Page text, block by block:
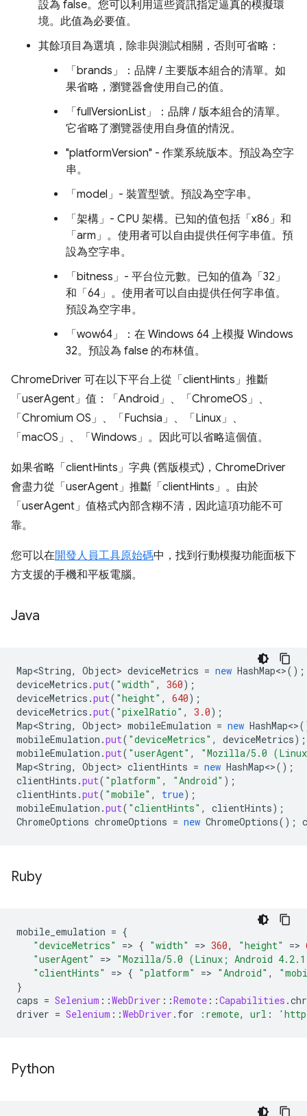
設為 false。您可以利用這些資訊指定逼真的模擬環
境。此值為必要值。
其餘項目為選填，除非與測試相關，否則可省略：
「brands」：品牌 / 主要版本組合的清單。如
果省略，瀏覽器會使用自己的值。
「fullVersionList」：品牌 / 版本組合的清單。
它省略了瀏覽器使用自身值的情況。
"platformVersion" - 作業系統版本。預設為空字
串。
「model」- 裝置型號。預設為空字串。
「架構」- CPU 架構。已知的值包括「x86」和
「arm」。使用者可以自由提供任何字串值。預
設為空字串。
「bitness」- 平台位元數。已知的值為「32」
和「64」。使用者可以自由提供任何字串值。
預設為空字串。
「wow64」：在 Windows 64 上模擬 Windows
32。預設為 false 的布林值。
ChromeDriver 可在以下平台上從「clientHints」推斷
「userAgent」值：「Android」、「ChromeOS」、
「Chromium OS」、「Fuchsia」、「Linux」、
「macOS」、「Windows」。因此可以省略這個值。
如果省略「clientHints」字典 (舊版模式)，ChromeDriver
會盡力從「userAgent」推斷「clientHints」。由於
「userAgent」值格式內部含糊不清，因此這項功能不可
靠。
您可以在開發人員工具原始碼中，找到行動模擬功能面板下
方支援的手機和平板電腦。
Java
Map<String, Object> deviceMetrics = new HashMap<>();
deviceMetrics .put( "width" , 360);
deviceMetrics .put( "height" , 640);
deviceMetrics .put( "pixelRatio" , 3.0);
Map<String, Object> mobileEmulation = new HashMap<>
mobileEmulation .put( "deviceMetrics" , deviceMetrics);
mobileEmulation .put( "userAgent" ,
"Mozilla/5.0 (Linux;
Map<String, Object> clientHints = new HashMap<>();
clientHints .put( "platform" , "Android" );
clientHints .put( "mobile" , true);
mobileEmulation .put( "clientHints" , clientHints);
ChromeOptions chromeOptions = new ChromeOptions();
Ruby
mobile_emulation = {
"deviceMetrics"
=> { "width" => 360, "height" =>
"userAgent"
=> "Mozilla/5.0 (Linux; Android 4.2.1;
"clientHints"
=> { "platform" => "Android" ,
}
caps = Selenium ::WebDriver ::Remote ::Capabilities .
driver = Selenium ::WebDriver . for :remote, url :
Python